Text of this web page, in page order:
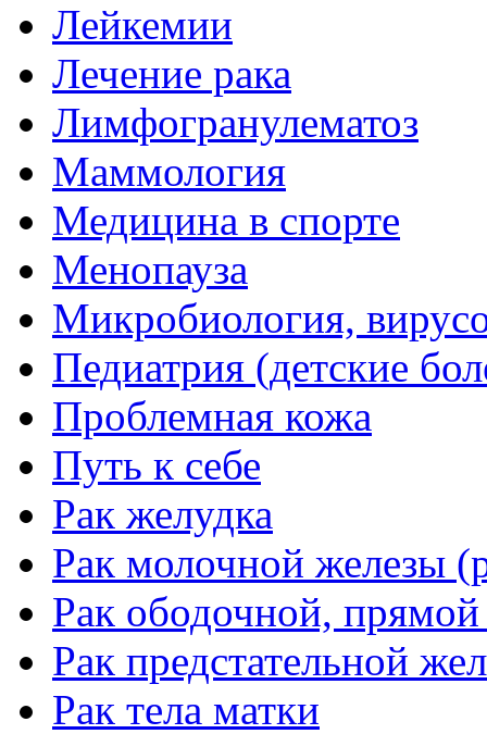
Лейкемии
Лечение рака
Лимфогранулематоз
Маммология
Медицина в спорте
Менопауза
Микробиология,
Педиатрия (детские
Проблемная кожа
Путь к себе
Рак желудка
Рак молочной железы
Рак ободочной,
Рак предстательной
Рак тела матки